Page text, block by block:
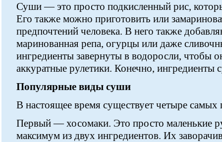
Суши — это просто подкисленный рис,
Его также можно приготовить или
предпочтений человека. В него также
маринованная репа, огурцы или даже
ингредиенты завернуты в водоросли, чтобы
аккуратные рулетики. Конечно,
Популярные виды суши
В настоящее время существует четыре
Первый — хосомаки. Это просто маленькие
максимум из двух ингредиентов. Их